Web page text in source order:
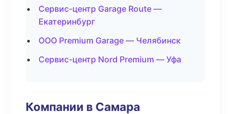
Сервис-центр Garage Route —
Екатеринбург
ООО Premium Garage — Челябинск
Сервис-центр Nord Premium — Уфа
Компании в Самара